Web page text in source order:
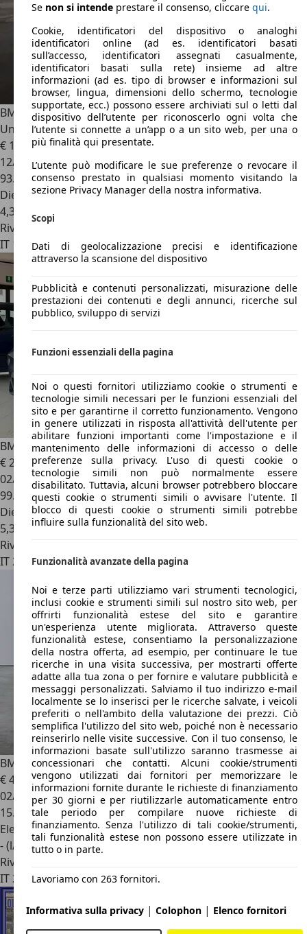
BMW X2sDrive 18d Advantage PROMOZIONE
Unicoproprietario
€ 19.9001
12/2020
93.000 km
Diesel
4,3 l/100 km (comb.)
Rivenditore
IT 10143Torino - To
BMW X2BMW X2 XDrive MSport-X Auto 2.0cc 231Cv
€ 20.990
02/2018
99.000 km
Diesel
5,3 l/100 km (comb.)
Rivenditore
IT 23030Villa Di Tirano - Sondrio - So
BMW X2xdrive 20d 48V MSport Pro auto
€ 42.9001
02/2025
15.061 km
Elettrica/Diesel
- (l/100 km)
Rivenditore
IT 24040Arcene - Bergamo - Bg
Se non si intende prestare il consenso, cliccare qui.
Cookie, identificatori del dispositivo o analoghi
identificatori online (ad es. identificatori basati
sull’accesso, identificatori assegnati casualmente,
identificatori basati sulla rete) insieme ad altre
informazioni (ad es. tipo di browser e informazioni sul
browser, lingua, dimensioni dello schermo, tecnologie
supportate, ecc.) possono essere archiviati sul o letti dal
dispositivo dell’utente per riconoscerlo ogni volta che
l’utente si connette a un’app o a un sito web, per una o
più finalità qui presentate.
L’utente può modificare le sue preferenze o revocare il
consenso prestato in qualsiasi momento visitando la
sezione Privacy Manager della nostra informativa.
Scopi
Dati di geolocalizzazione precisi e identificazione
attraverso la scansione del dispositivo
Pubblicità e contenuti personalizzati, misurazione delle
prestazioni dei contenuti e degli annunci, ricerche sul
pubblico, sviluppo di servizi
Funzioni essenziali della pagina
Noi o questi fornitori utilizziamo cookie o strumenti e
tecnologie simili necessari per le funzioni essenziali del
sito e per garantirne il corretto funzionamento. Vengono
in genere utilizzati in risposta all'attività dell'utente per
abilitare funzioni importanti come l'impostazione e il
mantenimento delle informazioni di accesso o delle
preferenze sulla privacy. L'uso di questi cookie o
tecnologie simili non può normalmente essere
disabilitato. Tuttavia, alcuni browser potrebbero bloccare
questi cookie o strumenti simili o avvisare l'utente. Il
blocco di questi cookie o strumenti simili potrebbe
influire sulla funzionalità del sito web.
Funzionalità avanzate della pagina
Noi e terze parti utilizziamo vari strumenti tecnologici,
inclusi cookie e strumenti simili sul nostro sito web, per
offrirti funzionalità estese del sito e garantire
un'esperienza utente migliorata. Attraverso queste
funzionalità estese, consentiamo la personalizzazione
della nostra offerta, ad esempio, per continuare le tue
ricerche in una visita successiva, per mostrarti offerte
adatte alla tua zona o per fornire e valutare pubblicità e
messaggi personalizzati. Salviamo il tuo indirizzo e-mail
localmente se lo inserisci per le ricerche salvate, i veicoli
preferiti o nell'ambito della valutazione dei prezzi. Ciò
semplifica l'utilizzo del sito web, poiché non è necessario
reinserirlo nelle visite successive. Con il tuo consenso, le
informazioni basate sull'utilizzo saranno trasmesse ai
concessionari che contatti. Alcuni cookie/strumenti
vengono utilizzati dai fornitori per memorizzare le
informazioni fornite durante le richieste di finanziamento
per 30 giorni e per riutilizzarle automaticamente entro
tale periodo per compilare nuove richieste di
finanziamento. Senza l'utilizzo di tali cookie/strumenti,
tali funzionalità estese non possono essere utilizzate in
tutto o in parte.
Lavoriamo con 263 fornitori.
Informativa sulla privacy | Colophon | Elenco fornitori